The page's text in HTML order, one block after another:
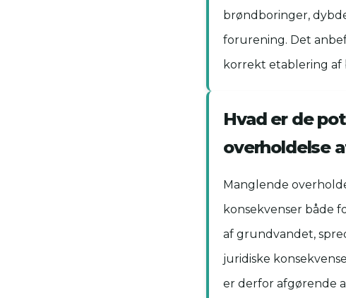
brøndboringer,
forurening. Det
korrekt etablering af
Hvad er de
overholdelse
Manglende
konsekvenser både
af grundvandet,
juridiske
er derfor afgørende